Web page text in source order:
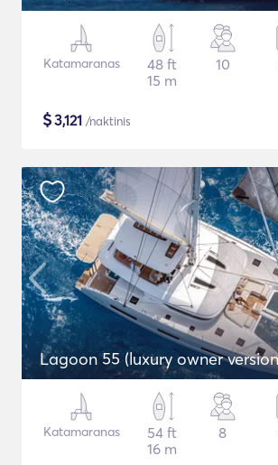
Katamaranas
48 ft
15 m
10
$3,121 /naktinis
Lagoon 55 (luxury owner
Katamaranas
54 ft
16 m
8